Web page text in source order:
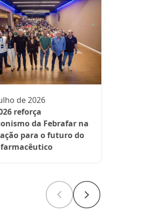
de 2026
reforça
da Febrafar na
para o futuro do